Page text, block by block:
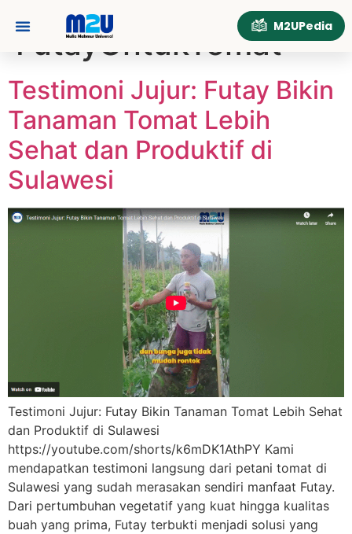
M2UPedia
FutayUntukTomat
Testimoni Jujur: Futay Bikin
Tanaman Tomat Lebih
Sehat dan Produktif di
Sulawesi
Testimoni Jujur: Futay Bikin Tanaman Tomat Lebih Sehat
dan Produktif di Sulawesi
https://youtube.com/shorts/k6mDK1AthPY Kami
mendapatkan testimoni langsung dari petani tomat di
Sulawesi yang sudah merasakan sendiri manfaat Futay.
Dari pertumbuhan vegetatif yang kuat hingga kualitas
buah yang prima, Futay terbukti menjadi solusi yang